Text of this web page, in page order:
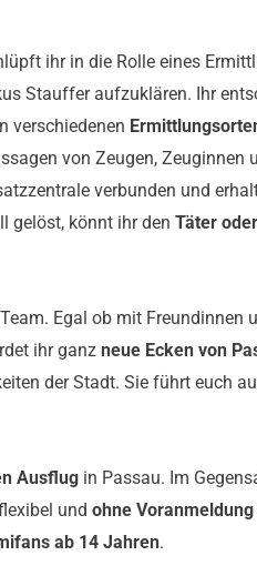
ihr in die Rolle eines
Stauffer aufzuklären. Ihr
verschiedenen
von Zeugen, Zeuginnen
verbunden und
gelöst, könnt ihr den Täter
Egal ob mit Freundinnen
ihr ganz neue Ecken von
der Stadt. Sie führt euch
Ausflug in Passau. Im
und ohne Voranmeldung
ab 14 Jahren.